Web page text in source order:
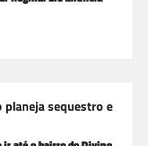
planeja sequestro e